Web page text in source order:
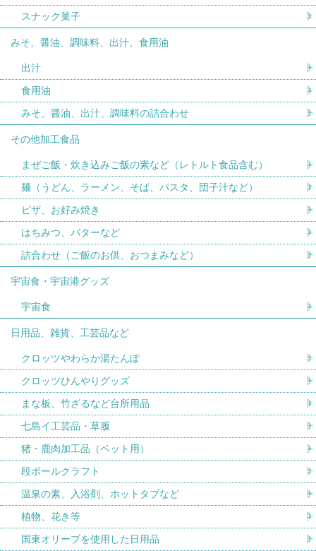
スナック菓子
みそ、醤油、調味料、出汁、食用油
出汁
食用油
みそ、醤油、出汁、調味料の詰合わせ
その他加工食品
まぜご飯・炊き込みご飯の素など（レトルト食品含む）
麺（うどん、ラーメン、そば、パスタ、団子汁など）
ピザ、お好み焼き
はちみつ、バターなど
詰合わせ（ご飯のお供、おつまみなど）
宇宙食・宇宙港グッズ
宇宙食
日用品、雑貨、工芸品など
クロッツやわらか湯たんぽ
クロッツひんやりグッズ
まな板、竹ざるなど台所用品
七島イ工芸品・草履
猪・鹿肉加工品（ペット用）
段ボールクラフト
温泉の素、入浴剤、ホットタブなど
植物、花き等
国東オリーブを使用した日用品